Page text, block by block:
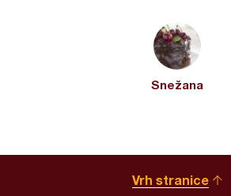
Snežana
Vrh stranice